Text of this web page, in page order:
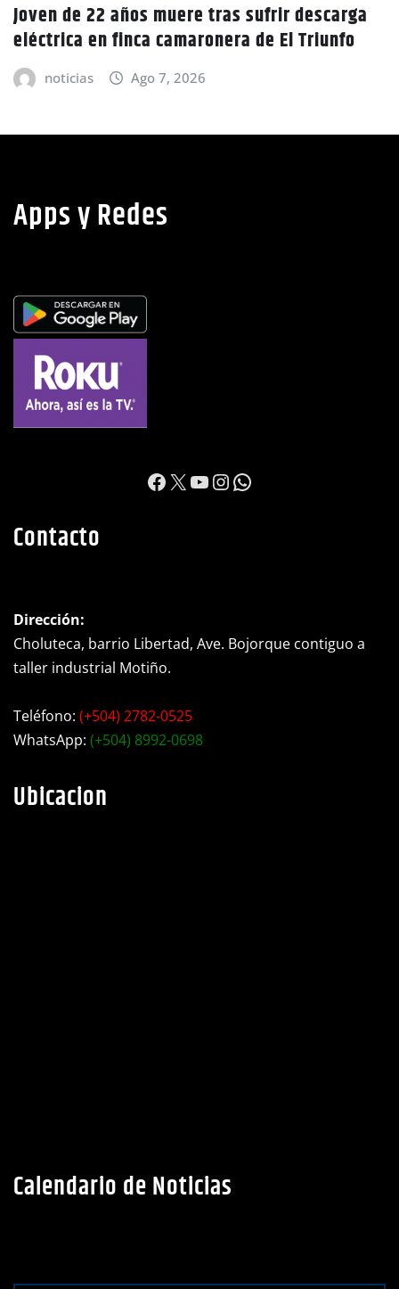
GOBIERNO HONDURAS NACIONALES
CIDH escucha denuncias por uso de
políticos y debilidad de la
Choluteca, barrio Libertad, Ave. Bojorque contiguo a
taller industrial Motiño.
WhatsApp:(+504) 8992-0698